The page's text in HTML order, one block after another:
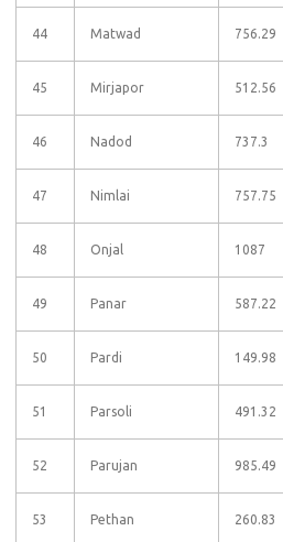
44 Matwad 756.29
45 Mirjapor 512.56
46 Nadod 737.3
47 Nimlai 757.75
48 Onjal 1087
49 Panar 587.22
50 Pardi 149.98
51 Parsoli 491.32
52 Parujan 985.49
53 Pethan 260.83